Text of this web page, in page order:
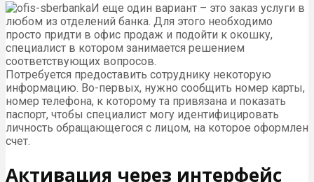
И еще один вариант – это заказ услуги в
любом из отделений банка. Для этого необходимо
просто придти в офис продаж и подойти к окошку,
специалист в котором занимается решением
соответствующих вопросов.
Потребуется предоставить сотруднику некоторую
информацию. Во-первых, нужно сообщить номер карты,
номер телефона, к которому та привязана и показать
паспорт, чтобы специалист могу идентифицировать
личность обращающегося с лицом, на которое оформлен
счет.
Активация через интерфейс